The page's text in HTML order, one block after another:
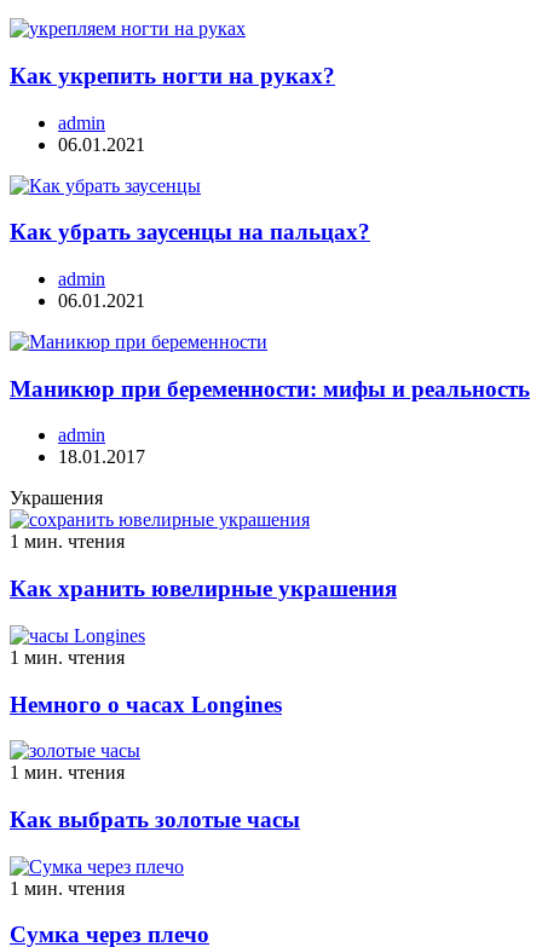
Как укрепить ногти на руках?
admin
06.01.2021
Как убрать заусенцы на пальцах?
admin
06.01.2021
Маникюр при беременности: мифы и реальность
admin
18.01.2017
Украшения
1 мин. чтения
Как хранить ювелирные украшения
1 мин. чтения
Немного о часах Longines
1 мин. чтения
Как выбрать золотые часы
1 мин. чтения
Сумка через плечо